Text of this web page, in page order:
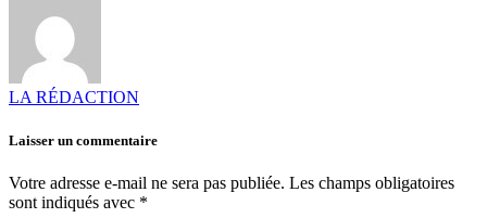
LA RÉDACTION
Laisser un commentaire
Votre adresse e-mail ne sera pas publiée. Les champs obligatoires
sont indiqués avec *